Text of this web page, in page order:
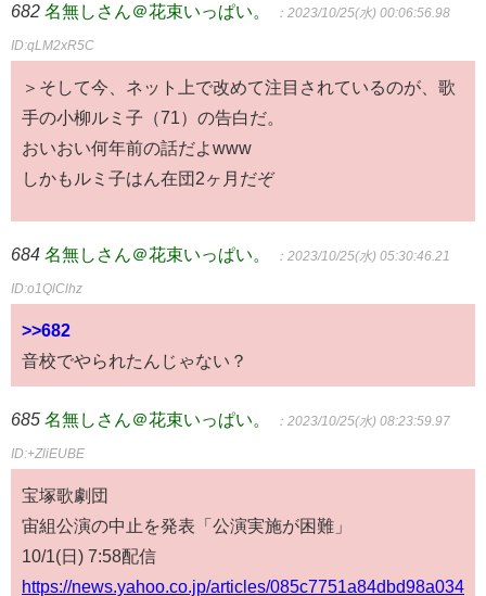
682 名無しさん＠花束いっぱい。 ：2023/10/25(水) 00:06:56.98
ID:qLM2xR5C
＞そして今、ネット上で改めて注目されているのが、歌
手の小柳ルミ子（71）の告白だ。
おいおい何年前の話だよwww
しかもルミ子はん在団2ヶ月だぞ
684 名無しさん＠花束いっぱい。 ：2023/10/25(水) 05:30:46.21
ID:o1QlClhz
>>682
音校でやられたんじゃない？
685 名無しさん＠花束いっぱい。 ：2023/10/25(水) 08:23:59.97
ID:+ZliEUBE
宝塚歌劇団
宙組公演の中止を発表「公演実施が困難」
10/1(日) 7:58配信
https://news.yahoo.co.jp/articles/085c7751a84dbd98a034